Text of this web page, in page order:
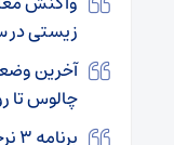
زیستی
آخرین
چالوس تا